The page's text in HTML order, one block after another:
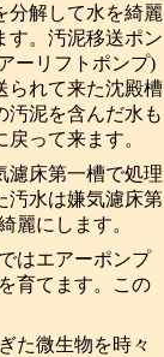
分解して水を綺麗
す。汚泥移送ポン
ーリフトポンプ)
られて来た沈殿槽
汚泥を含んだ水も
戻って来ます。
濾床第一槽で処理
汚水は嫌気濾床第
麗にします。
はエアーポンプ
育てます。この
た微生物を時々